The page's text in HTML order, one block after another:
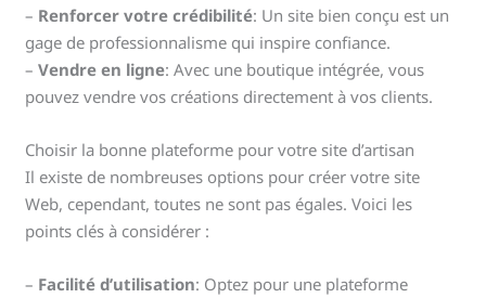
– Renforcer votre crédibilité: Un site bien conçu est un
gage de professionnalisme qui inspire confiance.
–Vendre en ligne: Avec une boutique intégrée, vous
pouvez vendre vos créations directement à vos clients.
Choisir la bonne plateforme pour votre site d’artisan
Il existe de nombreuses options pour créer votre site
Web, cependant, toutes ne sont pas égales. Voici les
points clés à considérer :
– Facilité d’utilisation: Optez pour une plateforme